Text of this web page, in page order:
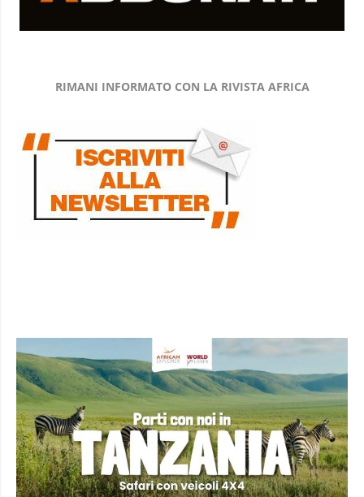
RIMANI INFORMATO CON LA RIVISTA AFRICA